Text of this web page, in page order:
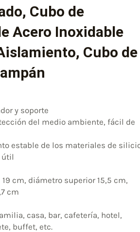
Cubo de
Acero Inoxidable
Cubo de
y soporte
del medio ambiente, fácil de
estable de los materiales de
útil
cm, diámetro superior 15,5 cm,
cm
casa, bar, cafetería, hotel,
buffet, etc.